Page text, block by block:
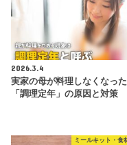
2026.3.4
実家の母が料理しなくなっ
「調理定年」の原因と対策
ミールキット・食